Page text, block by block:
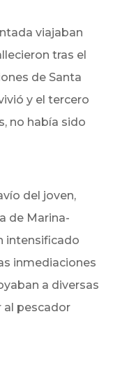
viajaban
tras el
de Santa
y el tercero
no había sido
del joven,
de Marina-
intensificado
inmediaciones
a diversas
al pescador